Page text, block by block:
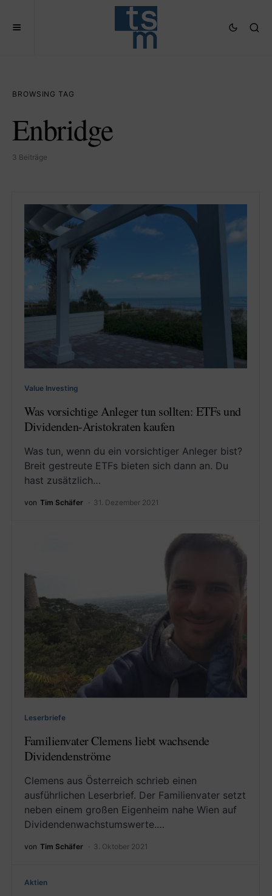
BROWSING TAG
Enbridge
3 Beiträge
Value Investing
Was vorsichtige Anleger tun sollten: ETFs und
Dividenden-Aristokraten kaufen
Was tun, wenn du ein vorsichtiger Anleger bist?
Breit gestreute ETFs bieten sich dann an. Du
hast zusätzlich…
von Tim Schäfer 31. Dezember 2021
Leserbriefe
Familienvater Clemens liebt wachsende
Dividendenströme
Clemens aus Österreich schrieb einen
ausführlichen Leserbrief. Der Familienvater setzt
neben einem großen Eigenheim nahe Wien auf
Dividendenwachstumswerte.…
von Tim Schäfer 3. Oktober 2021
Aktien